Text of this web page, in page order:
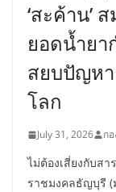
‘สะค้าน’
ยอดน้ำยา
สยบปัญหา
โลก
July 31, 2026 ก
ไม่ต้องเสี่ยงกับส
ราชมงคลธัญบุรี (